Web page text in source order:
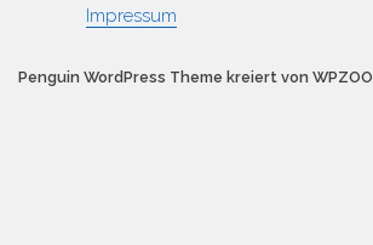
Impressum
Penguin WordPress Theme kreiert von WPZOO